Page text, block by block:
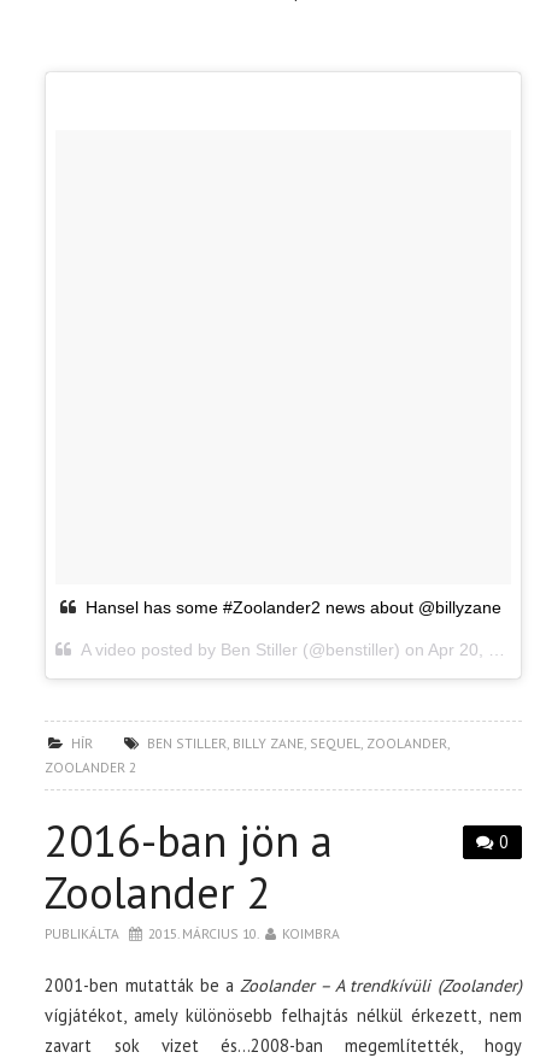
Hansel has some #Zoolander2 news about @billyzane
A video posted by Ben Stiller (@benstiller) on Apr 20, 2015 at 6:56am PDT
HÍR BEN STILLER BILLY ZANE SEQUEL ZOOLANDER
ZOOLANDER 2
0
2016-ban jön a
Zoolander 2
PUBLIKÁLTA 2015. MÁRCIUS 10. KOIMBRA
2001-ben mutatták be a Zoolander – A trendkívüli (Zoolander)
vígjátékot, amely különösebb felhajtás nélkül érkezett, nem
zavart sok vizet és…2008-ban megemlítették, hogy